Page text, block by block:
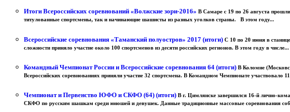
Итоги Всероссийских соревнований «Волжские зори-2016» В Самаре с 19 по 26 августа
титулованные спортсмены, так и начинающие шашисты из разных уголков страны. В этом году...
Всероссийские соревнования «Таманский полуостров» 2017 (итоги) С 10 по 20 июня в
сложности приняло участие около 100 спортсменов из десяти российских регионов. В этом году в числе...
Командный Чемпионат России и Всероссийские соревнования 64 (итоги) В Коломне
Всероссийских соревнованиях приняли участие 32 спортсмена. В Командном Чемпионате участвовало
Чемпионат и Первенство ЮФО и СКФО (64) (итоги) В г. Цимлянске завершился 16-й лично-
СКФО по русским шашкам среди юношей и девушек. Данные традиционные массовые соревнования